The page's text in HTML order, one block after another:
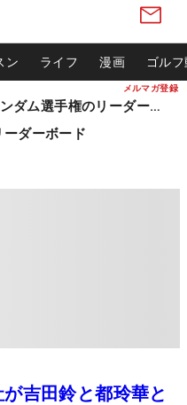
メルマガ登録
ン ライフ 漫画 ゴル
松山英樹ら出場 ウィンダム選手権のリーダーボード
ダーボード
吉田鈴と都玲華と